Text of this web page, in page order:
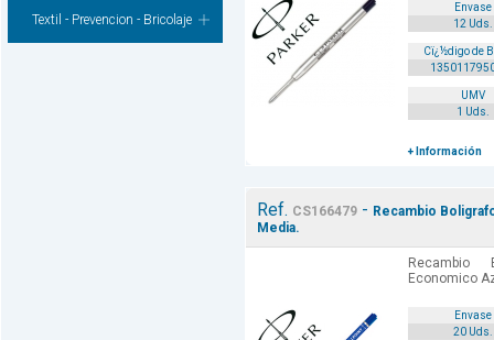
Textil - Prevencion - Bricolaje
Envase
12 Uds.
Cï¿½digo de
UMV
1 Uds.
+ Información
Ref. CS166479 - Recambio
Media.
Recambio
Economico
Envase
20 Uds.